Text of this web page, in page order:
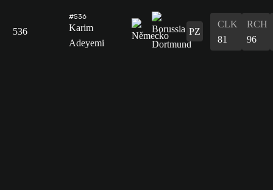
536
#536
Karim
Adeyemi
PZ
CLK
81
RCH
96